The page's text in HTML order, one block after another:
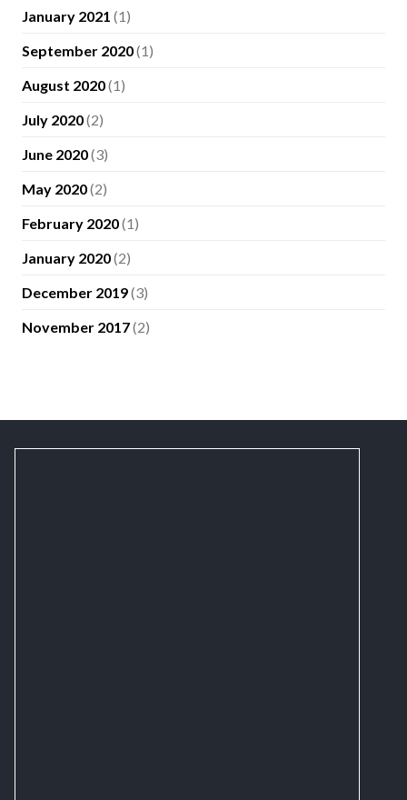
January 2021 (1)
September 2020(1)
August 2020(1)
July 2020(2)
June 2020(3)
May 2020(2)
February 2020(1)
January 2020(2)
December 2019(3)
November 2017(2)